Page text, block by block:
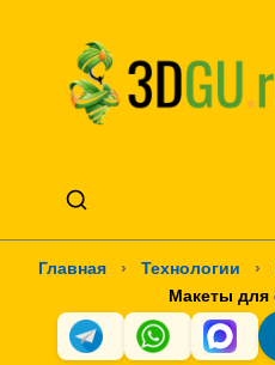
Главная › Технологии ›
Макеты для